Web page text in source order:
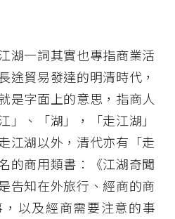
湖一詞其實也專指商業活
途貿易發達的明清時代，
是字面上的意思，指商人
」、「湖」，「走江湖」
江湖以外，清代亦有「走
的商用類書：《江湖奇聞
告知在外旅行、經商的商
以及經商需要注意的事